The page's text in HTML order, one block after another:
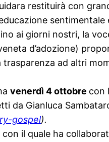
restituirà con
ai giorni nostri, la
d’adozione)
ad altri
venerdì 4 ottobre con
da Gianluca
gospel).
il quale ha